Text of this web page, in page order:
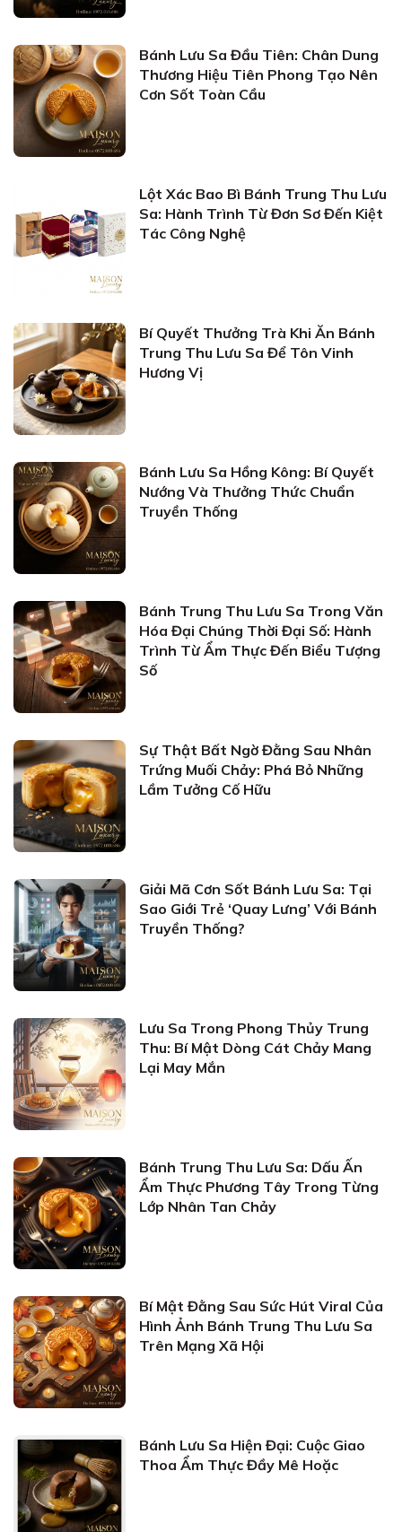
Bánh Lưu Sa Đầu Tiên: Chân Dung
Thương Hiệu Tiên Phong Tạo Nên
Cơn Sốt Toàn Cầu
Lột Xác Bao Bì Bánh Trung Thu Lưu
Sa: Hành Trình Từ Đơn Sơ Đến Kiệt
Tác Công Nghệ
Bí Quyết Thưởng Trà Khi Ăn Bánh
Trung Thu Lưu Sa Để Tôn Vinh
Hương Vị
Bánh Lưu Sa Hồng Kông: Bí Quyết
Nướng Và Thưởng Thức Chuẩn
Truyền Thống
Bánh Trung Thu Lưu Sa Trong Văn
Hóa Đại Chúng Thời Đại Số: Hành
Trình Từ Ẩm Thực Đến Biểu Tượng
Số
Sự Thật Bất Ngờ Đằng Sau Nhân
Trứng Muối Chảy: Phá Bỏ Những
Lầm Tưởng Cố Hữu
Giải Mã Cơn Sốt Bánh Lưu Sa: Tại
Sao Giới Trẻ ‘Quay Lưng’ Với Bánh
Truyền Thống?
Lưu Sa Trong Phong Thủy Trung
Thu: Bí Mật Dòng Cát Chảy Mang
Lại May Mắn
Bánh Trung Thu Lưu Sa: Dấu Ấn
Ẩm Thực Phương Tây Trong Từng
Lớp Nhân Tan Chảy
Bí Mật Đằng Sau Sức Hút Viral Của
Hình Ảnh Bánh Trung Thu Lưu Sa
Trên Mạng Xã Hội
Bánh Lưu Sa Hiện Đại: Cuộc Giao
Thoa Ẩm Thực Đầy Mê Hoặc